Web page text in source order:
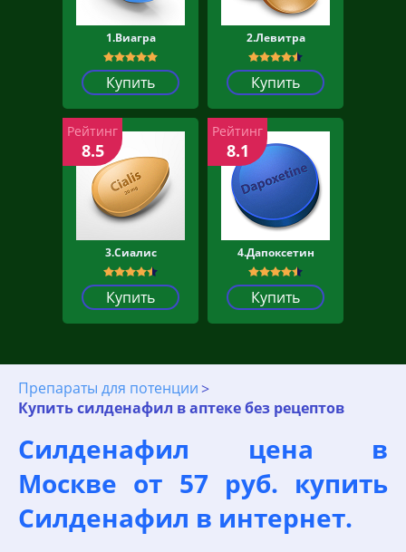
1.Виагра
Купить
2.Левитра
Купить
3.Сиалис
Купить
Рейтинг
8.5
4.Дапоксетин
Купить
Рейтинг
8.1
Препараты для потенции
Купить силденафил в аптеке без рецептов
Силденафил цена в
Москве от 57 руб. купить
Силденафил в интернет.